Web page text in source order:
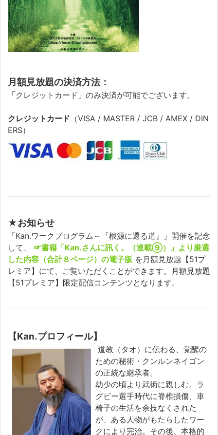
月額見放題の決済方法：
「クレジットカード」のみ決済が可能でございます。
クレジットカード （VISA / MASTER / JCB / AMEX / DIN
ERS）
★お知らせ
「Kan.ワークプログラム～『根源に還る道』」開催を記念
して、 ☞書籍「Kan.さんに訊く。（連載⑨）」より厳選
した内容（合計８ページ）の電子版 を月額見放題【51プ
レミア】にて、ご覧いただくことができます。月額見放題
【51プレミア】限定配信コンテンツとなります。
【Kan.プロフィール】
道教（タオ）に伝わる、覚醒の
ための秘術・クンルンネイゴン
の正統な継承者。
幼少の頃より武術に親しむ。ラ
グビー選手時代に脊椎損傷、車
椅子の生活を余技なくされた
が、ある人物がもたらしたワー
クにより完治。その後、本格的